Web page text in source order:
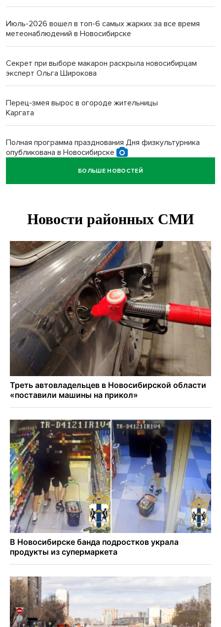
Июль-2026 вошел в топ-6 самых жарких за все время
метеонаблюдений в Новосибирске
Секрет при выборе макарон раскрыла новосибирцам
эксперт Ольга Широкова
Перец-змея вырос в огороде жительницы
Каргата
Полная программа празднования Дня физкультурника
опубликована в Новосибирске
Прогноз погоды на 8-9 августа в Новосибирске сделали
Площадки для контроля перегруза начали строить на
Дольщики долгостроя на Титова в Новосибирске
получили ключи от квартир
Доля рыночной ипотеки в России превысила 50% по
итогам июля 2026 года
БОЛЬШЕ НОВОСТЕЙ